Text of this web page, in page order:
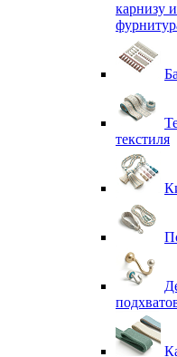
карнизу
текстиля